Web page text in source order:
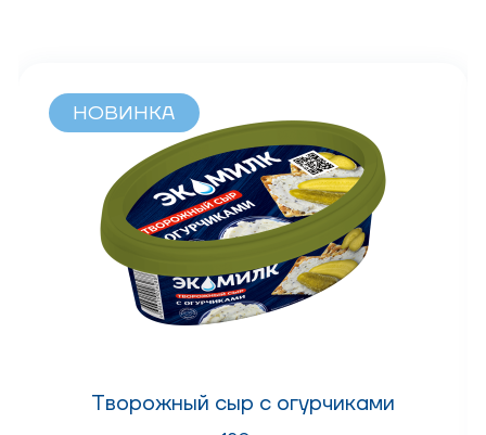
НОВИНКА
Творожный сыр с огурчиками